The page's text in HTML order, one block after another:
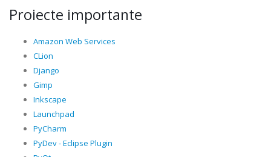
Proiecte importante
Amazon Web Services
CLion
Django
Gimp
Inkscape
Launchpad
PyCharm
PyDev - Eclipse Plugin